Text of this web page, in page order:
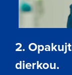
2.
dierkou.